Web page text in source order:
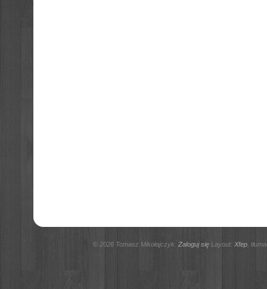
© 2026 Tomasz Mikołajczyk. Zaloguj sięLayout: Xfep,